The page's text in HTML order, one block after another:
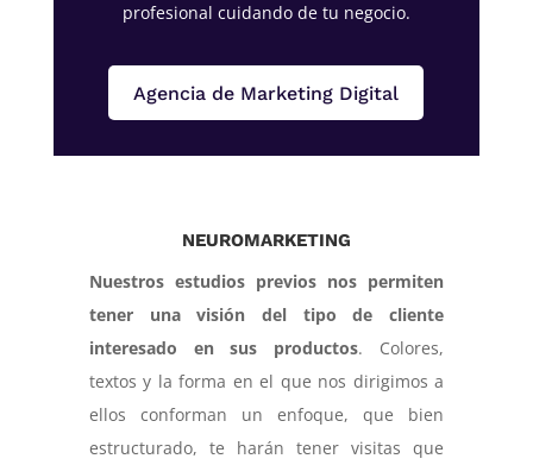
profesional cuidando de tu negocio.
Agencia de Marketing Digital
NEUROMARKETING
Nuestros estudios previos nos permiten
tener una visión del tipo de cliente
interesado en sus productos. Colores,
textos y la forma en el que nos dirigimos a
ellos conforman un enfoque, que bien
estructurado, te harán tener visitas que